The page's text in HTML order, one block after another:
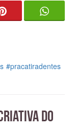
observa que é
gente:
“Quando,
de caminhar por
o grupo, você
neste ano, a
passeio
#pracatiradentes
do